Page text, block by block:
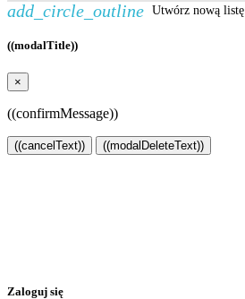
add_circle_outline Utwórz nową listę
((modalTitle))
×
((confirmMessage))
((cancelText)) ((modalDeleteText))
Zaloguj się